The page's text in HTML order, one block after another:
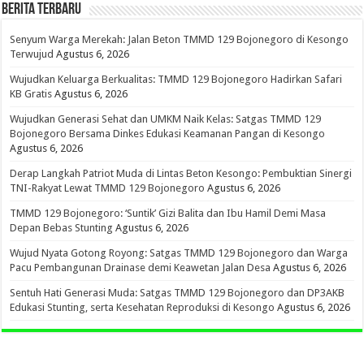
BERITA TERBARU
Senyum Warga Merekah: Jalan Beton TMMD 129 Bojonegoro di Kesongo
Terwujud Agustus 6, 2026
Wujudkan Keluarga Berkualitas: TMMD 129 Bojonegoro Hadirkan Safari
KB Gratis Agustus 6, 2026
Wujudkan Generasi Sehat dan UMKM Naik Kelas: Satgas TMMD 129
Bojonegoro Bersama Dinkes Edukasi Keamanan Pangan di Kesongo
Agustus 6, 2026
Derap Langkah Patriot Muda di Lintas Beton Kesongo: Pembuktian Sinergi
TNI-Rakyat Lewat TMMD 129 Bojonegoro Agustus 6, 2026
TMMD 129 Bojonegoro: ‘Suntik’ Gizi Balita dan Ibu Hamil Demi Masa
Depan Bebas Stunting Agustus 6, 2026
Wujud Nyata Gotong Royong: Satgas TMMD 129 Bojonegoro dan Warga
Pacu Pembangunan Drainase demi Keawetan Jalan Desa Agustus 6, 2026
Sentuh Hati Generasi Muda: Satgas TMMD 129 Bojonegoro dan DP3AKB
Edukasi Stunting, serta Kesehatan Reproduksi di Kesongo Agustus 6, 2026